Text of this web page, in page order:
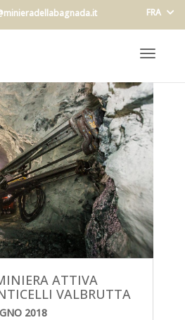
FRA
Toggle
ATTIVA
VALBRUTTA
2018